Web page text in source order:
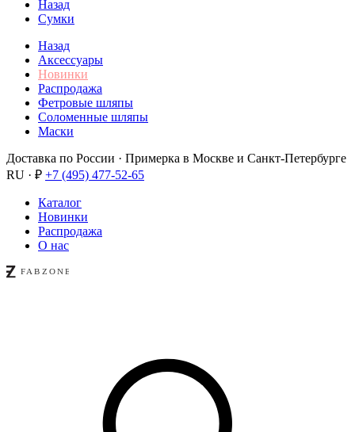
Назад
Сумки
Назад
Аксессуары
Новинки
Распродажа
Фетровые шляпы
Соломенные шляпы
Маски
Доставка по России · Примерка в Москве и Санкт-Петербурге
RU · ₽ +7 (495) 477-52-65
Каталог
Новинки
Распродажа
О нас